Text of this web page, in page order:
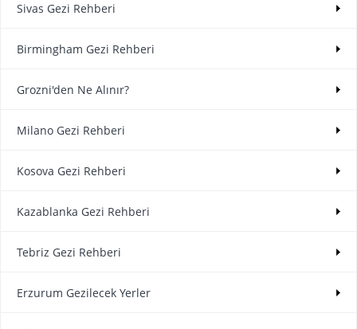
Sivas Gezi Rehberi
Birmingham Gezi Rehberi
Grozni'den Ne Alınır?
Milano Gezi Rehberi
Kosova Gezi Rehberi
Kazablanka Gezi Rehberi
Tebriz Gezi Rehberi
Erzurum Gezilecek Yerler